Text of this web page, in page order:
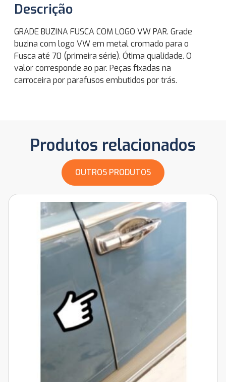
Descrição
GRADE BUZINA FUSCA COM LOGO VW PAR. Grade
buzina com logo VW em metal cromado para o
Fusca até 70 (primeira série). Ótima qualidade. O
valor corresponde ao par. Peças fixadas na
carroceira por parafusos embutidos por trás.
Produtos relacionados
OUTROS PRODUTOS